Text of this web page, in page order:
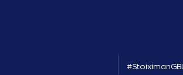
#StoiximanGBL